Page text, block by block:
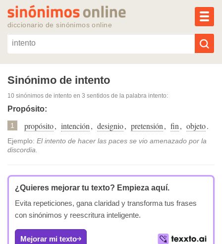
diccionario de sinónimos online
Reescribir texto con IA
Sinónimos populares
Temas populares
Sinónimo de intento
10 sinónimos de intento en 3 sentidos de la palabra intento:
Propósito:
1 propósito, intención, designio, pretensión, fin, objeto.
Ejemplo: El intento de hacer las paces se vio amenazado por la
discordia.
¿Quieres mejorar tu texto? Empieza aquí.
Evita repeticiones, gana claridad y transforma tus frases
con sinónimos y reescritura inteligente.
Mejorar mi texto